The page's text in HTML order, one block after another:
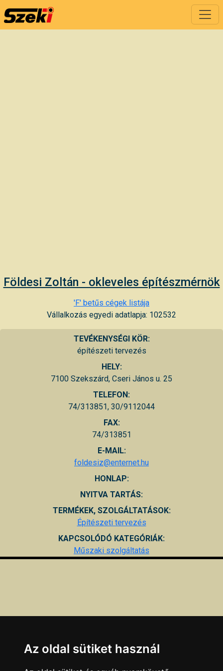
Földesi Zoltán - okleveles építészmérnök
'F' betűs cégek listája
Vállalkozás egyedi adatlapja: 102532
TEVÉKENYSÉGI KÖR:
építészeti tervezés
HELY:
7100 Szekszárd, Cseri János u. 25
TELEFON:
74/313851, 30/9112044
FAX:
74/313851
E-MAIL:
foldesiz@enternet.hu
HONLAP:
NYITVA TARTÁS:
TERMÉKEK, SZOLGÁLTATÁSOK:
Építészeti tervezés
KAPCSOLÓDÓ KATEGÓRIÁK:
Műszaki szolgáltatás
Az oldal sütiket használ